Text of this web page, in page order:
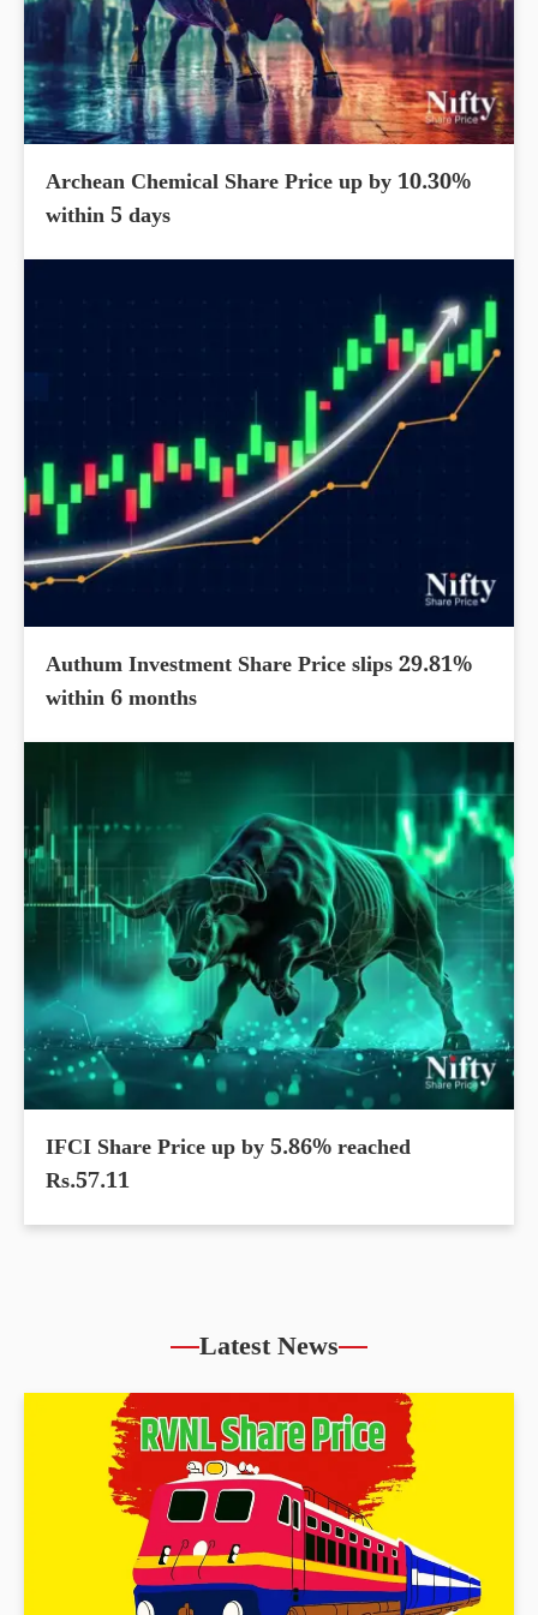
Archean Chemical Share Price up by 10.30%
within 5 days
Authum Investment Share Price slips 29.81%
within 6 months
IFCI Share Price up by 5.86% reached
Rs.57.11
Latest News